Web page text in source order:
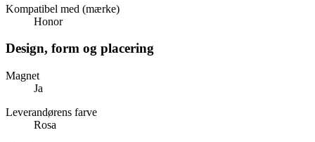
Kompatibel med (mærke)
Honor
Design, form og placering
Magnet
Ja
Leverandørens farve
Rosa